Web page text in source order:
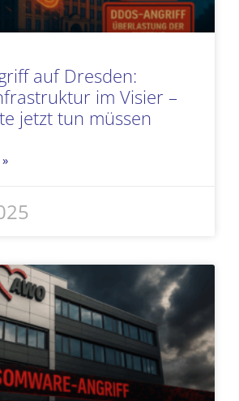
auf Dresden:
im Visier –
jetzt tun müssen